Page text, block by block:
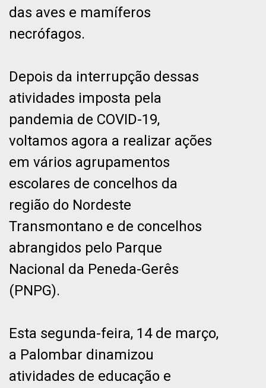
das aves e mamíferos
necrófagos.
Depois da interrupção dessas
atividades imposta pela
pandemia de COVID-19,
voltamos agora a realizar ações
em vários agrupamentos
escolares de concelhos da
região do Nordeste
Transmontano e de concelhos
abrangidos pelo Parque
Nacional da Peneda-Gerês
(PNPG).
Esta segunda-feira, 14 de março,
a Palombar dinamizou
atividades de educação e